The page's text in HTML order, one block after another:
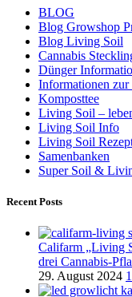
BLOG
Blog Growshop
Blog Living Soil
Cannabis
Dünger
Informationen
Komposttee
Living Soil –
Living Soil Info
Living Soil
Samenbanken
Super Soil &
Recent Posts
Califarm „Living
drei Cannabis-
29. August 2024